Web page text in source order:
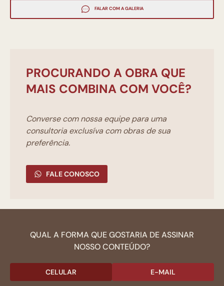
FALAR COM A GALERIA
PROCURANDO A OBRA QUE
MAIS COMBINA COM VOCÊ?
Converse com nossa equipe para uma
consultoria exclusíva com obras de sua
preferência.
FALE CONOSCO
QUAL A FORMA QUE GOSTARIA DE ASSINAR
NOSSO CONTEÚDO?
CELULAR E-MAIL